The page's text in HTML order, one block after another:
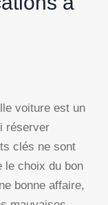
voiture est un
réserver
clés ne sont
le choix du bon
bonne affaire,